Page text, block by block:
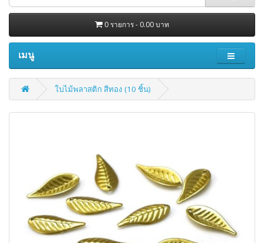
0 รายการ - 0.00 บาท
เมนู
ใบไม้พลาสติก สีทอง (10 ชิ้น)